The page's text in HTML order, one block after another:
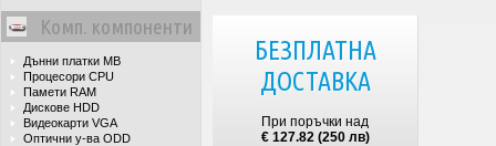
Комп. компоненти
Дънни платки MB
Процесори CPU
Памети RAM
Дискове HDD
Видеокарти VGA
Оптични у-ва ODD
БЕЗПЛАТНА
ДОСТАВКА
При поръчки над
€ 127.82 (250 лв)